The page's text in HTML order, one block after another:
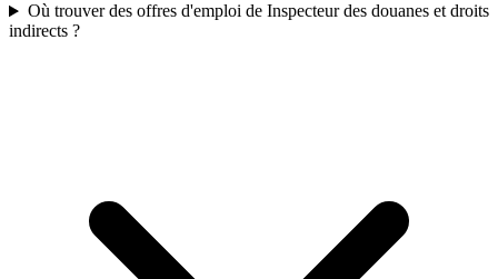
Où trouver des offres d'emploi de Inspecteur des douanes et droits
indirects ?